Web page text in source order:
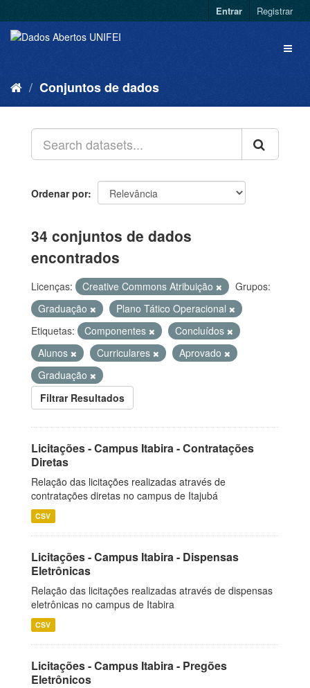
Entrar Registrar
Conjuntos de dados
Ordenar por
34 conjuntos de dados
encontrados
Licenças: Creative Commons Atribuição
Grupos:
Graduação
Plano Tático Operacional
Etiquetas:
Componentes
Concluídos
Alunos
Curriculares
Aprovado
Graduação
Filtrar Resultados
Licitações - Campus Itabira - Contratações
Diretas
Relação das licitações realizadas através de
contratações diretas no campus de Itajubá
CSV
Licitações - Campus Itabira - Dispensas
Eletrônicas
Relação das licitações realizadas através de dispensas
eletrônicas no campus de Itabira
CSV
Licitações - Campus Itabira - Pregões
Eletrônicos